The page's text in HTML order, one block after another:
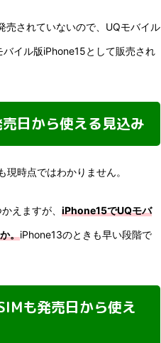
売されていないので、UQモバイル
イル版iPhone15として販売され
日から使える見込み
時点ではわかりません。
えますが、 iPhone15でUQモバ
。iPhone13のときも早い段階で
も発売日から使え